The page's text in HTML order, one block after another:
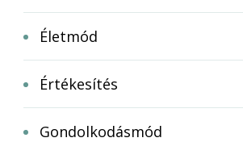
Életmód
Értékesítés
Gondolkodásmód